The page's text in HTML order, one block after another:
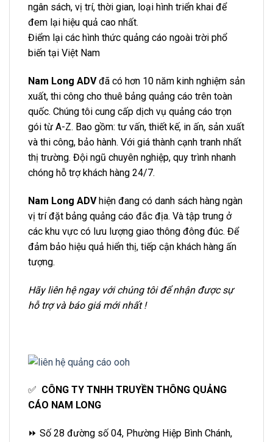
ngân sách, vị trí, thời gian, loại hình triển khai để
đem lại hiệu quả cao nhất.
Điểm lại các hình thức quảng cáo ngoài trời phổ
biến tại Việt Nam
Nam Long ADVđã có hơn 10 năm kinh nghiệm sản
xuất, thi công cho thuê bảng quảng cáo trên toàn
quốc. Chúng tôi cung cấp dịch vụ quảng cáo trọn
gói từ A-Z. Bao gồm: tư vấn, thiết kế, in ấn, sản xuất
và thi công, bảo hành. Với giá thành cạnh tranh nhất
thị trường. Đội ngũ chuyên nghiệp, quy trình nhanh
chóng hỗ trợ khách hàng 24/7.
Nam Long ADVhiện đang có danh sách hàng ngàn
vị trí đặt bảng quảng cáo đắc địa. Và tập trung ở
các khu vực có lưu lượng giao thông đông đúc. Để
đảm bảo hiệu quả hiển thị, tiếp cận khách hàng ấn
tượng.
Hãy liên hệ ngay với chúng tôi để nhận được sự
hỗ trợ và báo giá mới nhất !
✅ CÔNG TY TNHH TRUYỀN THÔNG QUẢNG
CÁO NAM LONG
⏩ Số 28 đường số 04, Phường Hiệp Bình Chánh,